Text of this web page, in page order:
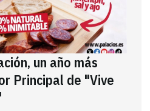
un año más
Principal de "Vive